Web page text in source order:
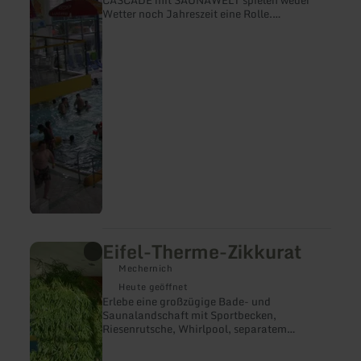
Wetter noch Jahreszeit eine Rolle.
Saunawelt
und
Freibad
Eifel-Therme-Zikkurat
Mechernich
Heute geöffnet
Erlebe eine großzügige Bade- und
Saunalandschaft mit Sportbecken,
Riesenrutsche, Whirlpool, separatem
mehr
erfahren
zu:
Eifel-
Therme-
Zikkurat